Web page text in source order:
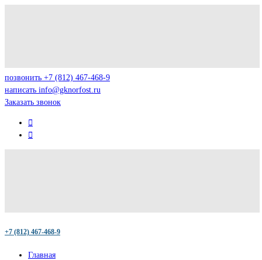
позвонить +7 (812) 467-468-9
написать info@gknorfost.ru
Заказать звонок
+7 (812) 467-468-9
Главная